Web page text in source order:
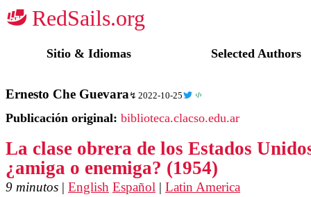
Sitio & Idiomas Selected Authors
Ernesto Che Guevara 2022-10-25
Publicación original: biblioteca.clacso.edu.ar
La clase obrera de los Estados
¿amiga o enemiga? (1954)
9 minutos | English Español | Latin America